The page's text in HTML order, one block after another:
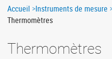
Breadcrumb
Accueil Instruments de mesure
Thermomètres
Thermomètres